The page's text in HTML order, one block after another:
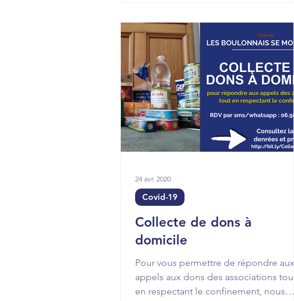
Collecte de dons à
domicile
Pour vous permettre de répondre aux
appels aux dons des associations tout
en respectant le confinement, nous
Covid-19
24 avr. 2020